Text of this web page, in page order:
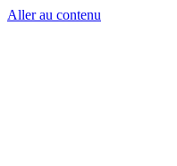
Aller au contenu